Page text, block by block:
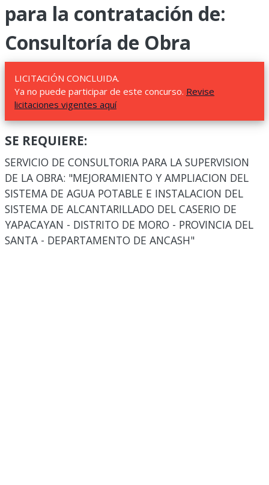
para la contratación de:
Consultoría de Obra
LICITACIÓN CONCLUIDA.
Ya no puede participar de este concurso. Revise
licitaciones vigentes aquí
SE REQUIERE:
SERVICIO DE CONSULTORIA PARA LA SUPERVISION
DE LA OBRA: "MEJORAMIENTO Y AMPLIACION DEL
SISTEMA DE AGUA POTABLE E INSTALACION DEL
SISTEMA DE ALCANTARILLADO DEL CASERIO DE
YAPACAYAN - DISTRITO DE MORO - PROVINCIA DEL
SANTA - DEPARTAMENTO DE ANCASH"